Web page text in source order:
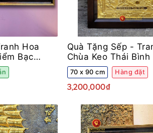
Hoa
Bạc
Quà Tặng Sếp -
Chùa Keo Thái
Khung Gỗ Sồi
70 x 90 cm Hàng đặt
3,200,000₫